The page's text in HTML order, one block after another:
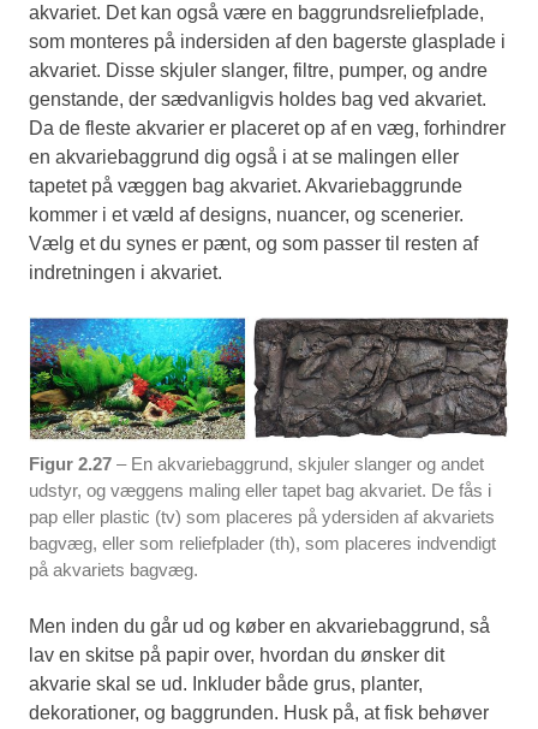
akvariet. Det kan også være en baggrundsreliefplade,
som monteres på indersiden af den bagerste glasplade i
akvariet. Disse skjuler slanger, filtre, pumper, og andre
genstande, der sædvanligvis holdes bag ved akvariet.
Da de fleste akvarier er placeret op af en væg, forhindrer
en akvariebaggrund dig også i at se malingen eller
tapetet på væggen bag akvariet. Akvariebaggrunde
kommer i et væld af designs, nuancer, og scenerier.
Vælg et du synes er pænt, og som passer til resten af
indretningen i akvariet.
Figur 2.27 – En akvariebaggrund, skjuler slanger og andet
udstyr, og væggens maling eller tapet bag akvariet. De fås i
pap eller plastic (tv) som placeres på ydersiden af akvariets
bagvæg, eller som reliefplader (th), som placeres indvendigt
på akvariets bagvæg.
Men inden du går ud og køber en akvariebaggrund, så
lav en skitse på papir over, hvordan du ønsker dit
akvarie skal se ud. Inkluder både grus, planter,
dekorationer, og baggrunden. Husk på, at fisk behøver